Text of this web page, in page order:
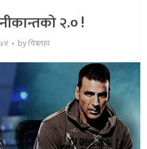
२.० !
byचित्रलहर